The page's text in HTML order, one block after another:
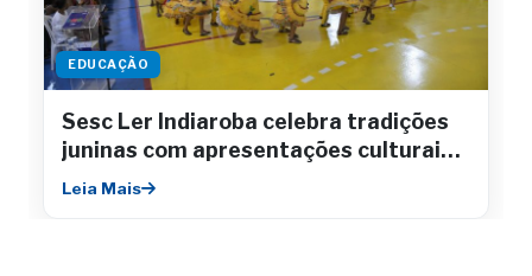
EDUCAÇÃO
Sesc Ler Indiaroba celebra tradições
juninas com apresentações culturais e
integração comunitária
Leia Mais